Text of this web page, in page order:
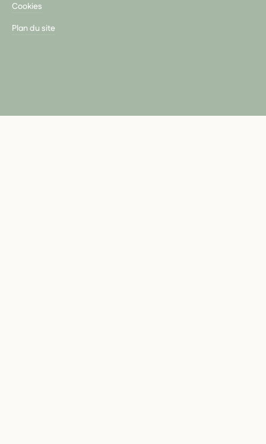
Cookies
Plan du site